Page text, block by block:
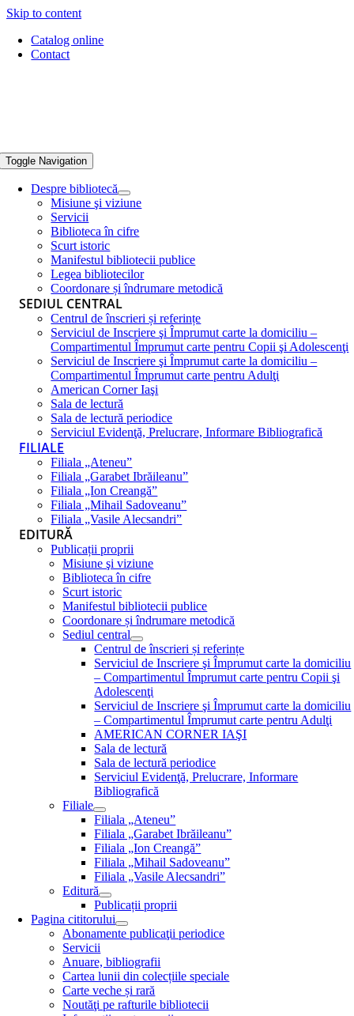
Skip to content
Catalog online
Contact
Toggle Navigation
Despre bibliotecă
Misiune şi viziune
Servicii
Biblioteca în cifre
Scurt istoric
Manifestul bibliotecii publice
Legea bibliotecilor
Coordonare și îndrumare metodică
SEDIUL CENTRAL
Centrul de înscrieri și referințe
Serviciul de Inscriere şi Împrumut carte la domiciliu –
Compartimentul Împrumut carte pentru Copii şi Adolescenţi
Serviciul de Inscriere şi Împrumut carte la domiciliu –
Compartimentul Împrumut carte pentru Adulţi
American Corner Iaşi
Sala de lectură
Sala de lectură periodice
Serviciul Evidenţă, Prelucrare, Informare Bibliografică
FILIALE
Filiala „Ateneu”
Filiala „Garabet Ibrăileanu”
Filiala „Ion Creangă”
Filiala „Mihail Sadoveanu”
Filiala „Vasile Alecsandri”
EDITURĂ
Publicații proprii
Misiune şi viziune
Biblioteca în cifre
Scurt istoric
Manifestul bibliotecii publice
Coordonare și îndrumare metodică
Sediul central
Centrul de înscrieri și referințe
Serviciul de Inscriere şi Împrumut carte la domiciliu
– Compartimentul Împrumut carte pentru Copii şi
Adolescenţi
Serviciul de Inscriere şi Împrumut carte la domiciliu
– Compartimentul Împrumut carte pentru Adulţi
AMERICAN CORNER IAŞI
Sala de lectură
Sala de lectură periodice
Serviciul Evidenţă, Prelucrare, Informare
Bibliografică
Filiale
Filiala „Ateneu”
Filiala „Garabet Ibrăileanu”
Filiala „Ion Creangă”
Filiala „Mihail Sadoveanu”
Filiala „Vasile Alecsandri”
Editură
Publicații proprii
Pagina cititorului
Abonamente publicaţii periodice
Servicii
Anuare, bibliografii
Cartea lunii din colecțiile speciale
Carte veche și rară
Noutăţi pe rafturile bibliotecii